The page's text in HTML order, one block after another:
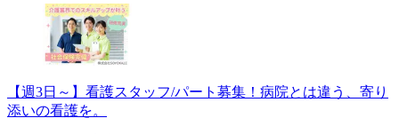
【週3日～】看護スタッフ/パート募集！病院とは違う、寄り
添いの看護を。